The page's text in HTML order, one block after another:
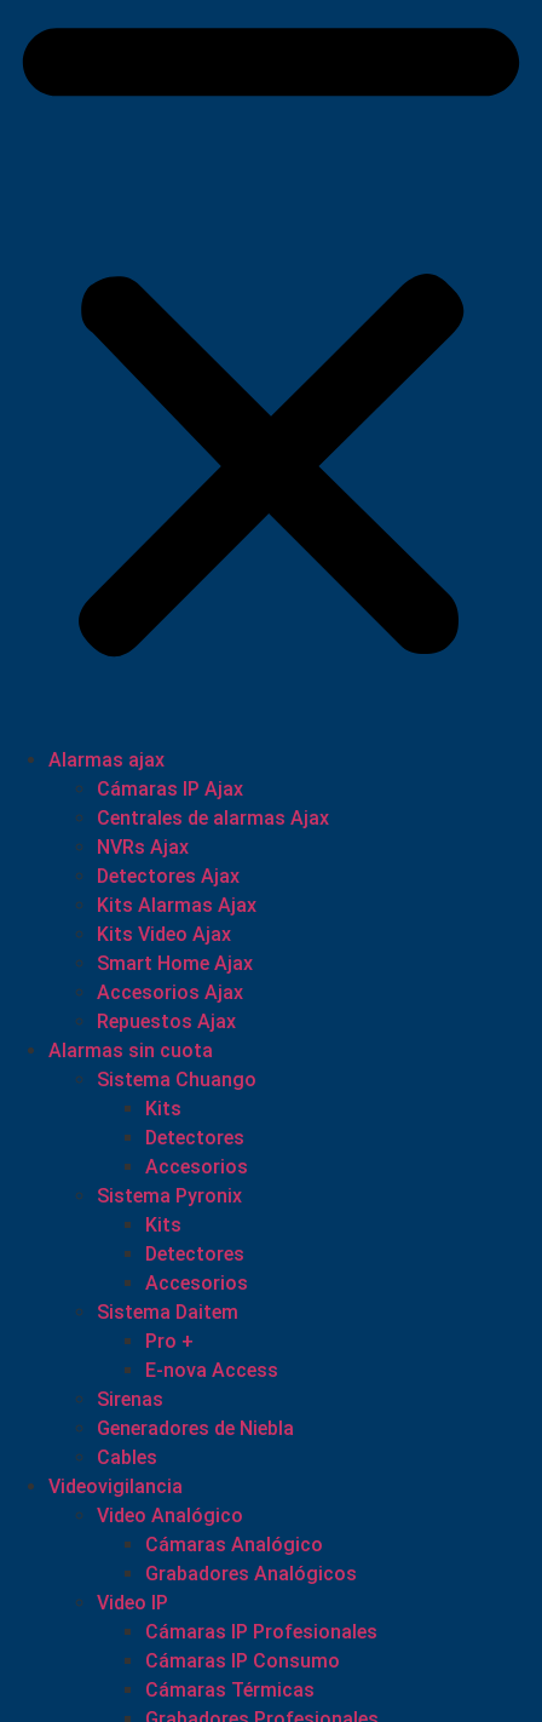
Alarmas ajax
Cámaras IP Ajax
Centrales de alarmas Ajax
NVRs Ajax
Detectores Ajax
Kits Alarmas Ajax
Kits Video Ajax
Smart Home Ajax
Accesorios Ajax
Repuestos Ajax
Alarmas sin cuota
Sistema Chuango
Kits
Detectores
Accesorios
Sistema Pyronix
Kits
Detectores
Accesorios
Sistema Daitem
Pro +
E-nova Access
Sirenas
Generadores de Niebla
Cables
Videovigilancia
Video Analógico
Cámaras Analógico
Grabadores Analógicos
Video IP
Cámaras IP Profesionales
Cámaras IP Consumo
Cámaras Térmicas